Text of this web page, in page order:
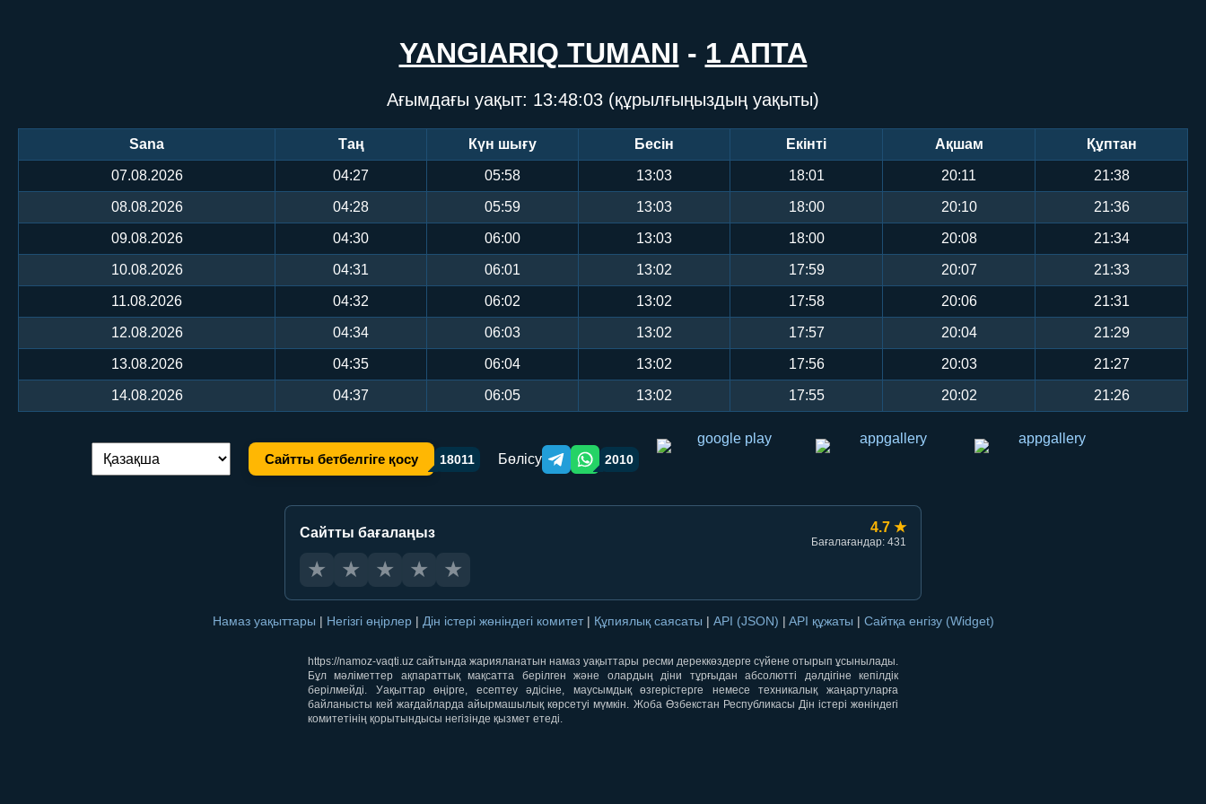
YANGIARIQ TUMANI - 1 АПТА
Ағымдағы уақыт: 13:48:03 (құрылғыңыздың уақыты)
Sana Таң Күн шығу Бесін Екінті Ақшам Құптан
07.08.2026 04:27 05:58 13:03 18:01 20:11 21:38
08.08.2026 04:28 05:59 13:03 18:00 20:10 21:36
09.08.2026 04:30 06:00 13:03 18:00 20:08 21:34
10.08.2026 04:31 06:01 13:02 17:59 20:07 21:33
11.08.2026 04:32 06:02 13:02 17:58 20:06 21:31
12.08.2026 04:34 06:03 13:02 17:57 20:04 21:29
13.08.2026 04:35 06:04 13:02 17:56 20:03 21:27
14.08.2026 04:37 06:05 13:02 17:55 20:02 21:26
Тілді ауыстыру: Сайтты бетбелгіге қосу 18011 Бөлісу Telegram orqali ulashish
WhatsApp orqali ulashish
2010
Сайтты бағалаңыз 4.7 ★
Бағалағандар: 431
★ ★ ★ ★ ★
Намаз уақыттары | Негізгі өңірлер | Дін істері жөніндегі комитет | Құпиялық саясаты | API (JSON) | API құжаты | Сайтқа енгізу (Widget)
https://namoz-vaqti.uz сайтында жарияланатын намаз уақыттары ресми дереккөздерге сүйене отырып ұсынылады.
Бұл мәліметтер ақпараттық мақсатта берілген және олардың діни тұрғыдан абсолютті дәлдігіне кепілдік
берілмейді. Уақыттар өңірге, есептеу әдісіне, маусымдық өзгерістерге немесе техникалық жаңартуларға
байланысты кей жағдайларда айырмашылық көрсетуі мүмкін. Жоба Өзбекстан Республикасы Дін істері жөніндегі
комитетінің қорытындысы негізінде қызмет етеді.